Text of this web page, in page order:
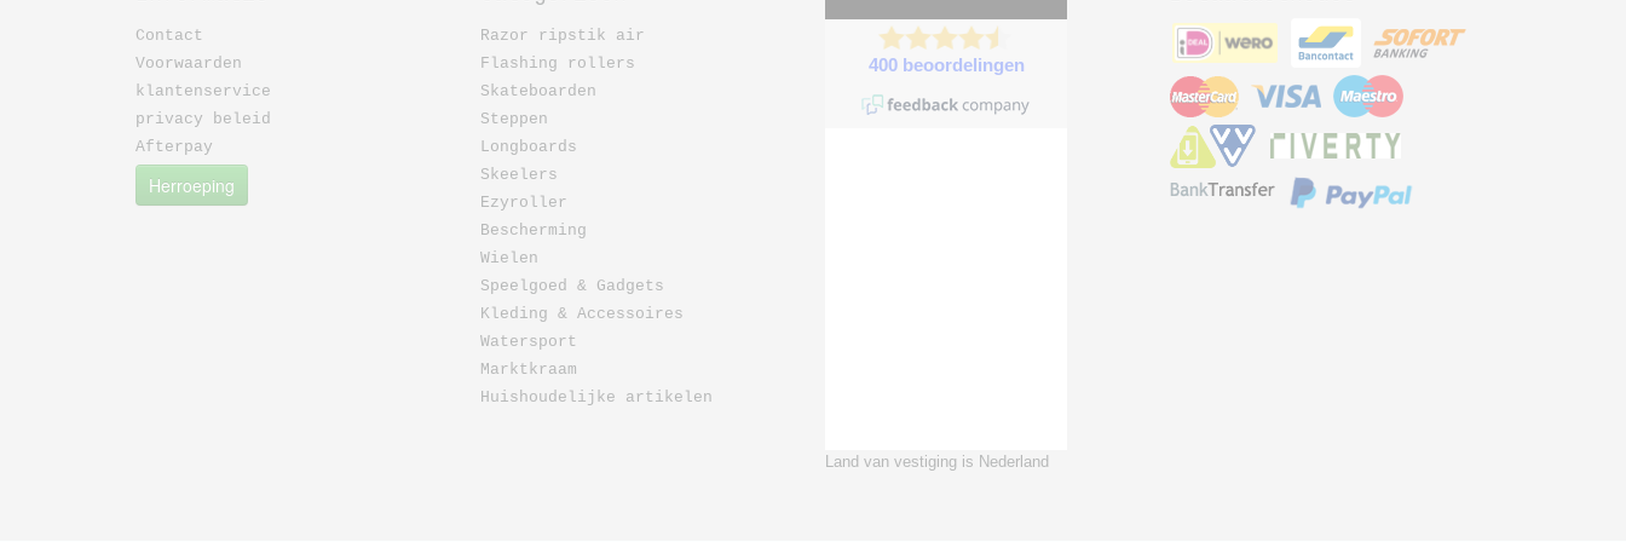
Contact
Voorwaarden
klantenservice
privacy beleid
Afterpay
Herroeping
Razor ripstik air
Flashing rollers
Skateboarden
Steppen
Longboards
Skeelers
Ezyroller
Bescherming
Wielen
Speelgoed & Gadgets
Kleding & Accessoires
Watersport
Marktkraam
Huishoudelijke artikelen
Land van vestiging is Nederland